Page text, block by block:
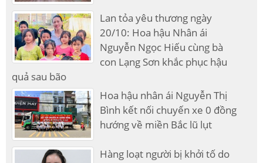
Lan tỏa yêu thương ngày
20/10: Hoa hậu Nhân ái
Nguyễn Ngọc Hiếu cùng bà
con Lạng Sơn khắc phục hậu
quả sau bão
Hoa hậu nhân ái Nguyễn Thị
Bình kết nối chuyến xe 0 đồng
hướng về miền Bắc lũ lụt
Hàng loạt người bị khởi tố do